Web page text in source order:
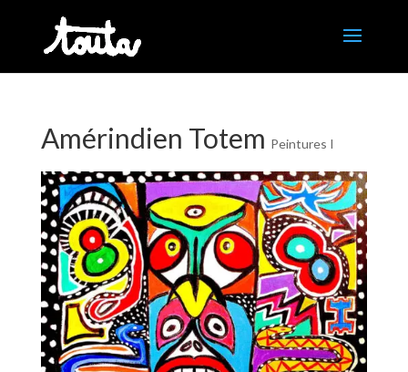
Amérindien Totem Peintures I